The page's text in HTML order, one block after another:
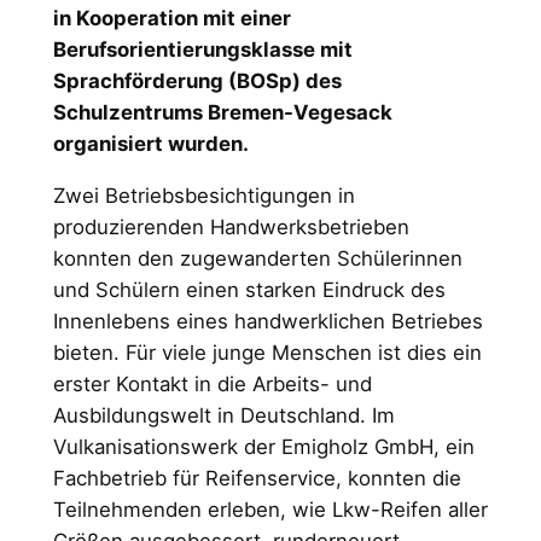
in Kooperation mit einer
Berufsorientierungsklasse mit
Sprachförderung (BOSp) des
Schulzentrums Bremen-Vegesack
organisiert wurden.
Zwei Betriebsbesichtigungen in
produzierenden Handwerksbetrieben
konnten den zugewanderten Schülerinnen
und Schülern einen starken Eindruck des
Innenlebens eines handwerklichen Betriebes
bieten. Für viele junge Menschen ist dies ein
erster Kontakt in die Arbeits- und
Ausbildungswelt in Deutschland. Im
Vulkanisationswerk der Emigholz GmbH, ein
Fachbetrieb für Reifenservice, konnten die
Teilnehmenden erleben, wie Lkw-Reifen aller